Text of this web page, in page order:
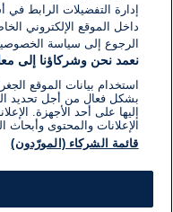
إدارة التفضيلات الرابط
داخل الموقع الإلكتروني
الرجوع إلى سياسة
نعمد نحن وشركاؤنا إلى
استخدام بيانات الموقع
بشكل فعال من أجل تحديد
إليها على أحد الأجهزة.
الإعلانات والمحتوى
قائمة الشركاء (المورّدون)